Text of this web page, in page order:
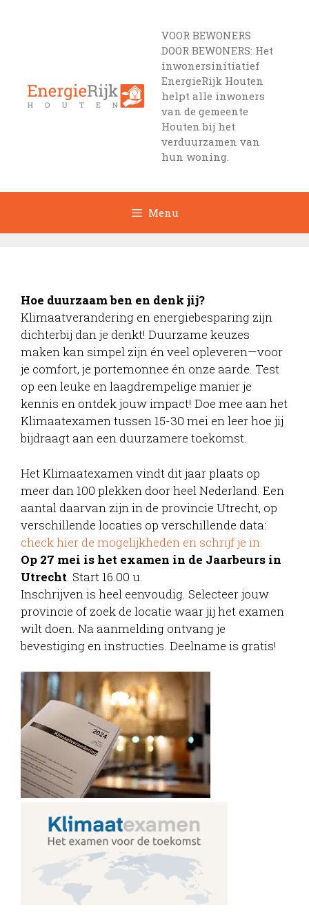
VOOR BEWONERS
DOOR BEWONERS: Het
inwonersinitiatief
EnergieRijk Houten
helpt alle inwoners
van de gemeente
Houten bij het
verduurzamen van
hun woning.
Menu
Hoe duurzaam ben en denk jij?
Klimaatverandering en energiebesparing zijn
dichterbij dan je denkt! Duurzame keuzes
maken kan simpel zijn én veel opleveren—voor
je comfort, je portemonnee én onze aarde. Test
op een leuke en laagdrempelige manier je
kennis en ontdek jouw impact! Doe mee aan het
Klimaatexamen tussen 15-30 mei en leer hoe jij
bijdraagt aan een duurzamere toekomst.
Het Klimaatexamen vindt dit jaar plaats op
meer dan 100 plekken door heel Nederland. Een
aantal daarvan zijn in de provincie Utrecht, op
verschillende locaties op verschillende data:
check hier de mogelijkheden en schrijf je in.
Op 27 mei is het examen in de Jaarbeurs in
Utrecht . Start 16.00 u.
Inschrijven is heel eenvoudig. Selecteer jouw
provincie of zoek de locatie waar jij het examen
wilt doen. Na aanmelding ontvang je
bevestiging en instructies. Deelname is gratis!